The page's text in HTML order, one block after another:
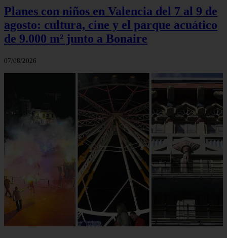
Planes con niños en Valencia del 7 al 9 de
agosto: cultura, cine y el parque acuático
de 9.000 m² junto a Bonaire
07/08/2026